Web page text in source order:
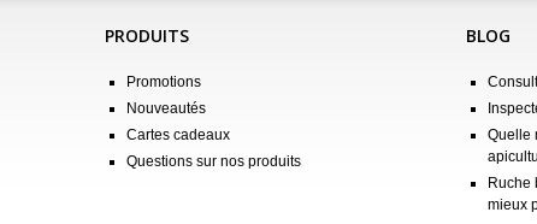
PRODUITS
Promotions
Nouveautés
Cartes cadeaux
Questions sur nos produits
BLOG
Quelle
Ruche
mieux